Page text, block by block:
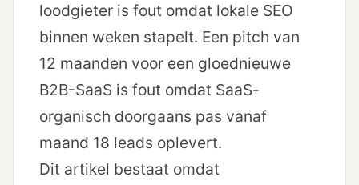
loodgieter is fout omdat lokale SEO
binnen weken stapelt. Een pitch van
12 maanden voor een gloednieuwe
B2B-SaaS is fout omdat SaaS-
organisch doorgaans pas vanaf
maand 18 leads oplevert.
Dit artikel bestaat omdat